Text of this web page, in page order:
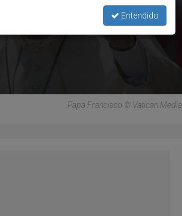
la gracia del “servicio” con esperanza
Papa Francisco © Vatican Media
Entendido